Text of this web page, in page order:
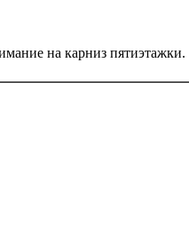
на карниз пятиэтажки.